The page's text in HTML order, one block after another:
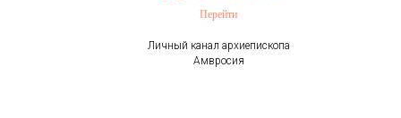
Перейти
Личный канал архиепископа
Амвросия